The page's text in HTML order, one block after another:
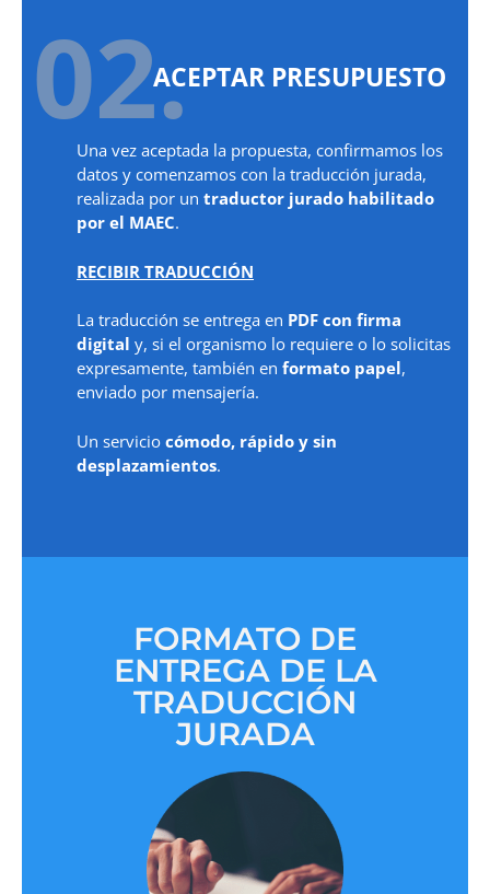
02.ACEPTAR PRESUPUESTO
Una vez aceptada la propuesta, confirmamos los
datos y comenzamos con la traducción jurada,
realizada por un traductor jurado habilitado
por el MAEC.
RECIBIR TRADUCCIÓN
La traducción se entrega en PDF con firma
digital y, si el organismo lo requiere o lo solicitas
expresamente, también en formato papel,
enviado por mensajería.
Un servicio cómodo, rápido y sin
desplazamientos.
FORMATO DE
ENTREGA DE LA
TRADUCCIÓN
JURADA